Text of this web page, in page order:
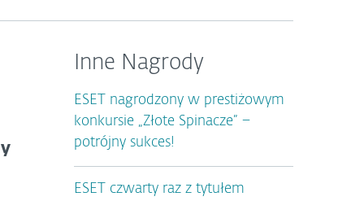
Inne Nagrody
ESET nagrodzony w prestiżowym
konkursie „Złote Spinacze” –
potrójny sukces!
ESET czwarty raz z tytułem